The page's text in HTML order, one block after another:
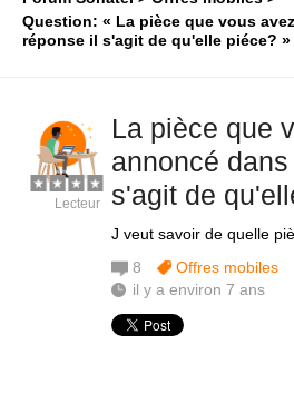
Question: « La pièce que vous
réponse il s'agit de qu'elle piéce? »
La pièce que
annoncé
s'agit de
J veut savoir de quelle
Lecteur
8 Offres mobiles
il y a environ 7 ans